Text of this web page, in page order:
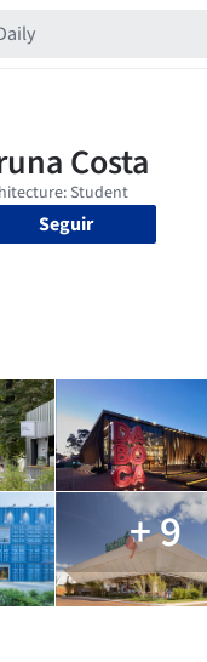
Seguir
+ 9